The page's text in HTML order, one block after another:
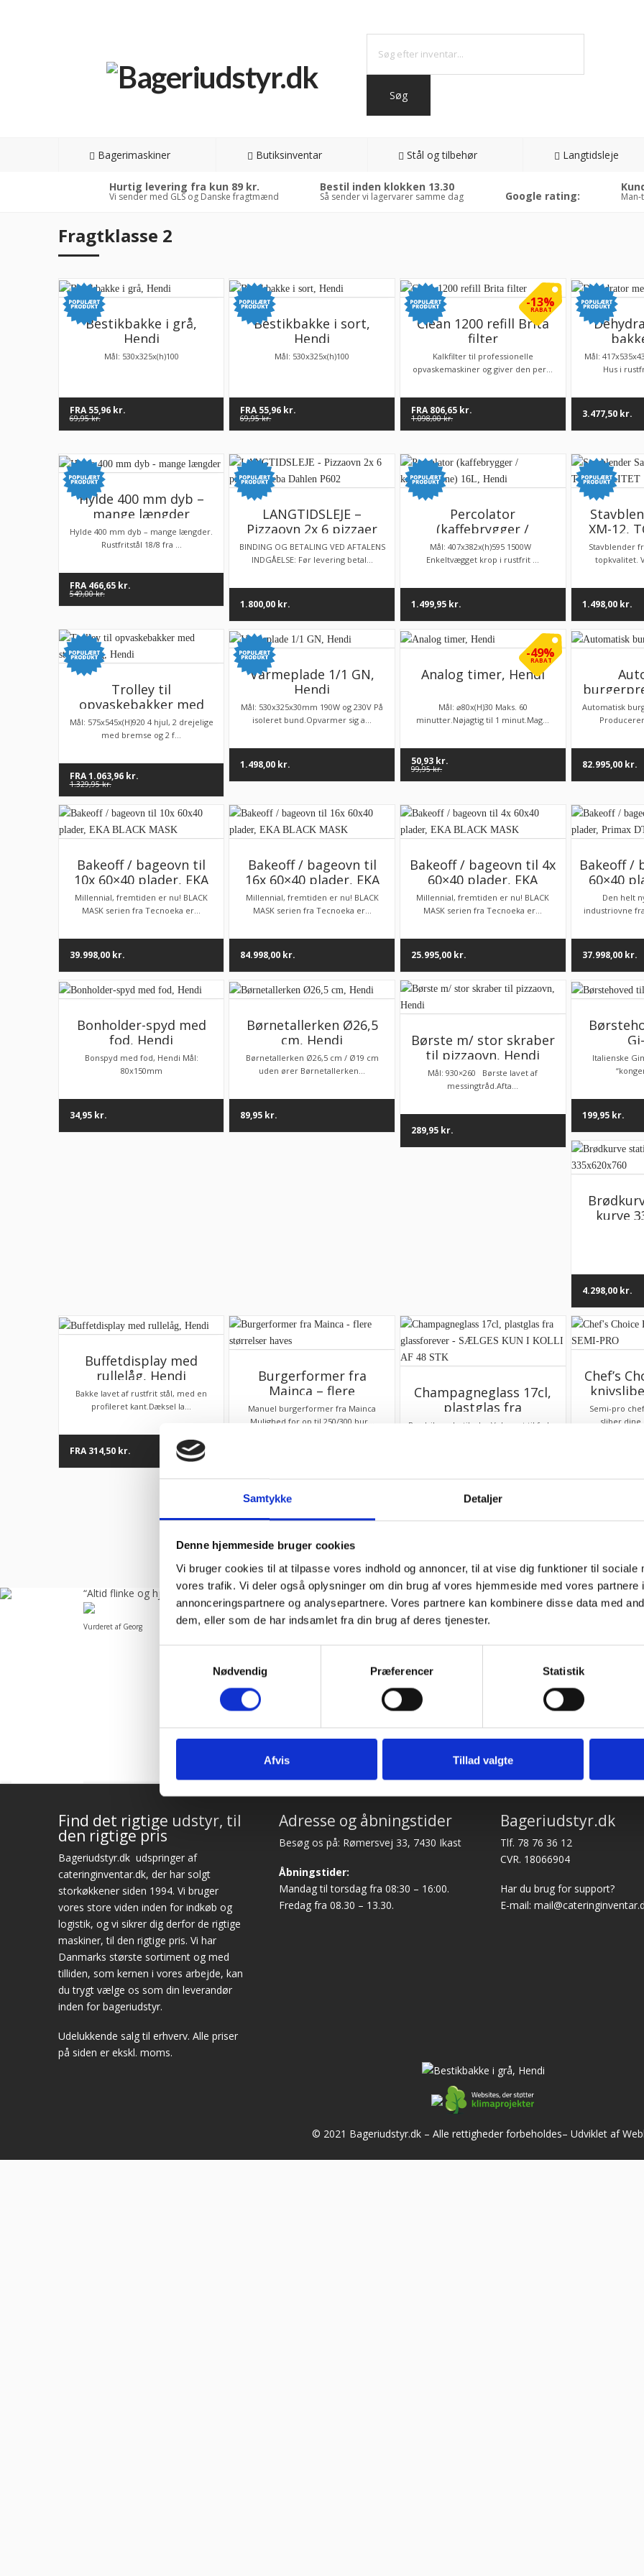
Samtykke Detaljer
Denne hjemmeside bruger cookies
Vi bruger cookies til at tilpasse vores indhold og annoncer, til at vise dig funktioner til sociale
vores trafik. Vi deler også oplysninger om din brug af vores hjemmeside med vores partnere
annonceringspartnere og analysepartnere. Vores partnere kan kombinere disse data med
dem, eller som de har indsamlet fra din brug af deres tjenester.
Nødvendig
Præferencer Statistik
Afvis Tillad valgte
Bagerimaskiner Butiksinventar Stål og tilbehør Langtidsleje
Hurtig levering fra kun 89 kr.
Vi sender med GLS og Danske fragtmænd
Bestil inden klokken 13.30
Så sender vi lagervarer samme dag Google rating:
Fragtklasse 2
Bestikbakke i grå,
Hendi
Mål: 530x325x(h)100
FRA55,96 kr.
69,95kr.
Bestikbakke i sort,
Hendi
Mål: 530x325x(h)100
FRA55,96 kr.
69,95kr.
-13%
RABAT
Clean 1200 refill Brita
filter
Kalkfilter til professionelle
opvaskemaskiner og giver den per...
FRA806,65 kr.
1.098,00kr.
Mål:
Hus i
3.477,50 kr.
Hylde 400 mm dyb –
mange længder
Hylde 400 mm dyb – mange længder.
Rustfritstål 18/8 fra ...
FRA466,65 kr.
549,00kr.
LANGTIDSLEJE –
Pizzaovn 2x 6 pizzaer
Sveba Dahlen P602
BINDING OG BETALING VED AFTALENS
INDGÅELSE: Før levering betal...
1.800,00 kr.
Percolator
(kaffebrygger /
kaffemaskine) 16L,
Hendi
Mål: 407x382x(h)595 1500W
Enkeltvægget krop i rustfrit ...
1.499,95 kr.
XM-12,
Stavblender
topkvalitet.
1.498,00 kr.
Trolley til
opvaskebakker med
stålhåndtag, Hendi
Mål: 575x545x(H)920 4 hjul, 2 drejelige
med bremse og 2 f...
FRA1.063,96 kr.
1.329,95kr.
Varmeplade 1/1 GN,
Hendi
Mål: 530x325x30mm 190W og 230V På
isoleret bund.Opvarmer sig a...
1.498,00 kr.
-49%
RABAT
Analog timer, Hendi
Mål: ⌀80x(H)30 Maks. 60
minutter.Nøjagtig til 1 minut.Mag...
50,93 kr.
99,95kr.
Automatisk
82.995,00 kr.
Bakeoff / bageovn til
10x 60×40 plader, EKA
BLACK MASK
Millennial, fremtiden er nu! BLACK
MASK serien fra Tecnoeka er...
39.998,00 kr.
Bakeoff / bageovn til
16x 60×40 plader, EKA
BLACK MASK
Millennial, fremtiden er nu! BLACK
MASK serien fra Tecnoeka er...
84.998,00 kr.
Bakeoff / bageovn til 4x
60×40 plader, EKA
BLACK MASK
Millennial, fremtiden er nu! BLACK
MASK serien fra Tecnoeka er...
25.995,00 kr.
Bakeoff /
60×40
Den helt
industriovne
37.998,00 kr.
Bonholder-spyd med
fod, Hendi
Bonspyd med fod, Hendi Mål:
80x150mm
34,95 kr.
Børnetallerken Ø26,5
cm, Hendi
Børnetallerken Ø26,5 cm / Ø19 cm
uden ører Børnetallerken...
89,95 kr.
Børste m/ stor skraber
til pizzaovn, Hendi
Mål: 930×260 Børste lavet af
messingtråd.Afta...
289,95 kr.
Italienske
199,95 kr.
kurve
4.298,00 kr.
Buffetdisplay med
rullelåg, Hendi
Bakke lavet af rustfrit stål, med en
profileret kant.Dæksel la...
FRA314,50 kr.
Burgerformer fra
Mainca – flere
størrelser haves
Manuel burgerformer fra Mainca
Mulighed for op til 250/300 bur...
Champagneglass 17cl,
plastglas fra
glassforever – SÆLGES
Brudsikre plastik glas Velegnet til f.eks.
39,95kr.
Chef’s
Semi-pro
sliber dine
“Altid flinke og hjælpsom”
Vurderet af Georg
“Altid søde, hjælpsomme og
kompetente !”
“Anette var rigtig sød,
imødekommende
Vurderet af Michael
Find det rigtige udstyr, til
den rigtige pris
Bageriudstyr.dk udspringer af
cateringinventar.dk, der har solgt
storkøkkener siden 1994. Vi bruger
vores store viden inden for indkøb og
logistik, og vi sikrer dig derfor de rigtige
maskiner, til den rigtige pris. Vi har
Danmarks største sortiment og med
tilliden, som kernen i vores arbejde, kan
du trygt vælge os som din leverandør
inden for bageriudstyr.
Udelukkende salg til erhverv. Alle priser
på siden er ekskl. moms.
Adresse og åbningstider
Besøg os på: Rømersvej 33, 7430 Ikast
Åbningstider:
Mandag til torsdag fra 08:30 – 16:00.
Fredag fra 08.30 – 13.30.
Bageriudstyr.dk
Tlf. 78 76 36 12
CVR. 18066904
Har du brug for support?
E-mail:
© 2021 Bageriudstyr.dk – Alle rettigheder forbeholdes– Udviklet af